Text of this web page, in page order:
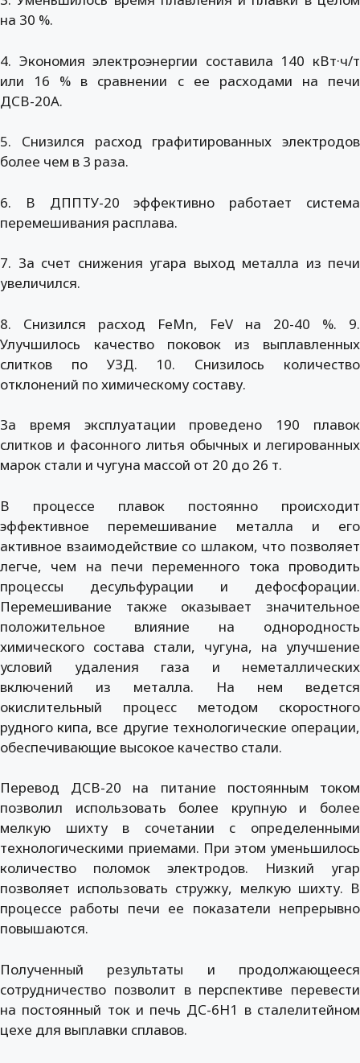
на 30 %.
4. Экономия электроэнергии составила 140 кВт·ч/т
или 16 % в сравнении с ее расходами на печи
ДСВ-20А.
5. Снизился расход графитированных электродов
более чем в 3 раза.
6. В ДППТУ-20 эффективно работает система
перемешивания расплава.
7. За счет снижения угара выход металла из печи
увеличился.
8. Снизился расход FeMn, FeV на 20-40 %. 9.
Улучшилось качество поковок из выплавленных
слитков по УЗД. 10. Снизилось количество
отклонений по химическому составу.
За время эксплуатации проведено 190 плавок
слитков и фасонного литья обычных и легированных
марок стали и чугуна массой от 20 до 26 т.
В процессе плавок постоянно происходит
эффективное перемешивание металла и его
активное взаимодействие со шлаком, что позволяет
легче, чем на печи переменного тока проводить
процессы десульфурации и дефосфорации.
Перемешивание также оказывает значительное
положительное влияние на однородность
химического состава стали, чугуна, на улучшение
условий удаления газа и неметаллических
включений из металла. На нем ведется
окислительный процесс методом скоростного
рудного кипа, все другие технологические операции,
обеспечивающие высокое качество стали.
Перевод ДСВ-20 на питание постоянным током
позволил использовать более крупную и более
мелкую шихту в сочетании с определенными
технологическими приемами. При этом уменьшилось
количество поломок электродов. Низкий угар
позволяет использовать стружку, мелкую шихту. В
процессе работы печи ее показатели непрерывно
повышаются.
Полученный результаты и продолжающееся
сотрудничество позволит в перспективе перевести
на постоянный ток и печь ДС-6Н1 в сталелитейном
цехе для выплавки сплавов.